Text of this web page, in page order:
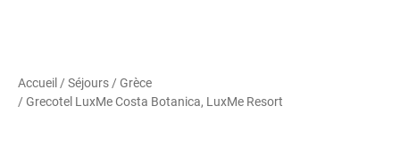
Accueil /Séjours / Grèce
/ Grecotel LuxMe Costa Botanica, LuxMe Resort